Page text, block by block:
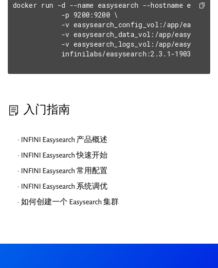
docker run -d --name easysearch --hostname
            -p 9200:9200 \
-v easysearch_config_vol:/app/
-v easysearch_data_vol:/app/
-v easysearch_logs_vol:/app/
            infinilabs/easysearch:2.3.1-1903
入门指南
· INFINI Easysearch 产品概述
· INFINI Easysearch 快速开始
· INFINI Easysearch 常用配置
· INFINI Easysearch 系统调优
· 如何创建一个 Easysearch 集群